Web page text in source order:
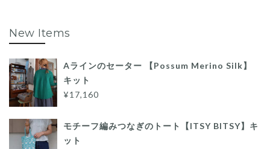
New Items
Aラインのセーター 【Possum Merino Silk】
キット
¥17,160
モチーフ編みつなぎのトート【ITSY BITSY】キ
ット